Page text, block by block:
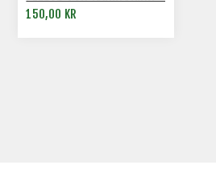
40 CM
150,00 KR